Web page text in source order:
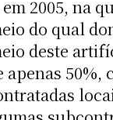
2005, na
do qual
deste
apenas